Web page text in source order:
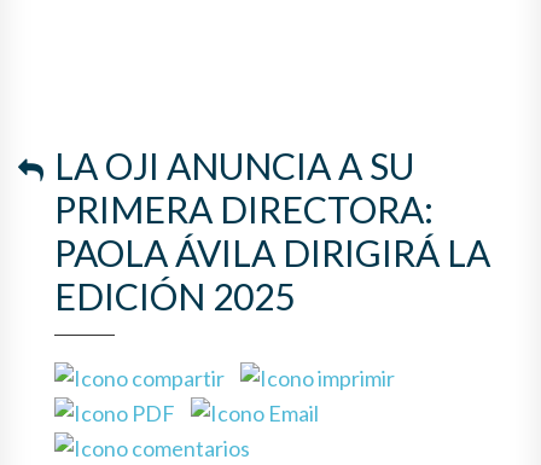
LA OJI ANUNCIA A SU
PRIMERA DIRECTORA:
PAOLA ÁVILA DIRIGIRÁ LA
EDICIÓN 2025